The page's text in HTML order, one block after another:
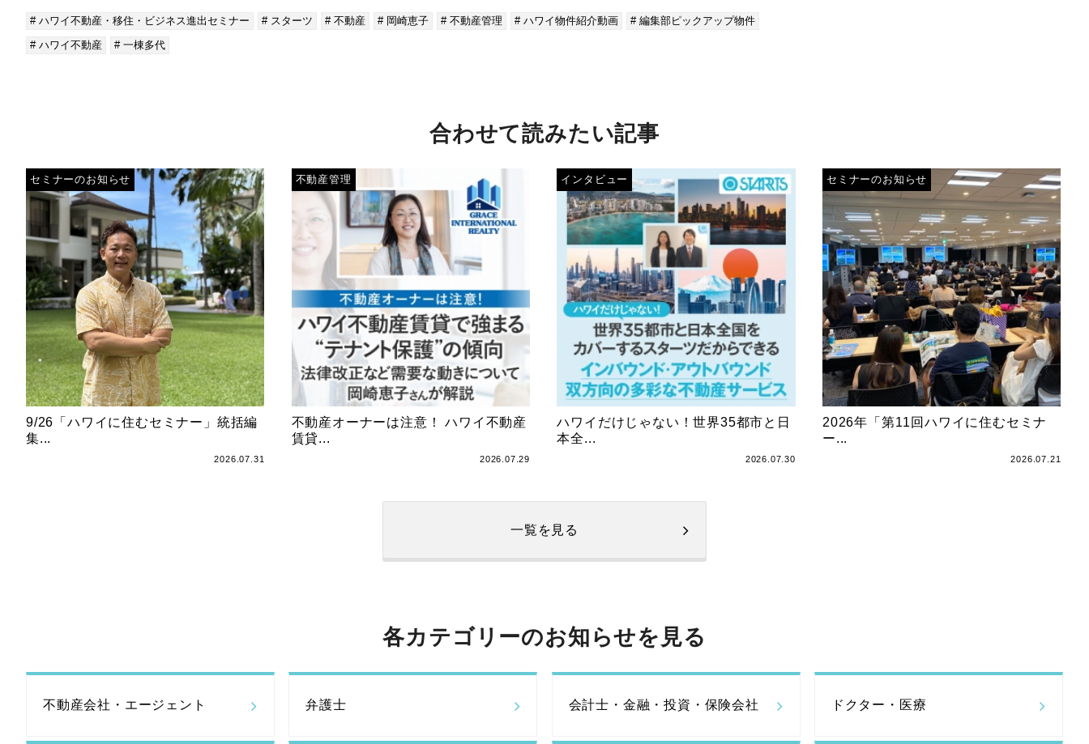
# ハワイ不動産・移住・ビジネス進出セミナー # スターツ # 不動産 # 岡崎恵子 # 不動産管理 # ハワイ物件紹介動画
# 編集部ピックアップ物件
# ハワイ不動産
# 一棟多代
合わせて読みたい記事
セミナーのお知らせ
9/26「ハワイに住むセミナー」統括編
集...
2026.07.31
不動産管理
不動産オーナーは注意！ ハワイ不動産
賃貸...
2026.07.29
インタビュー
ハワイだけじゃない！世界35都市と日
本全...
2026.07.30
セミナーのお知らせ
2026年「第11回ハワイに住むセミナ
ー...
2026.07.21
一覧を見る
各カテゴリーのお知らせを見る
不動産会社・ エージェント 弁護士 会計士・金融・投資・保険会社 ドクター・医療